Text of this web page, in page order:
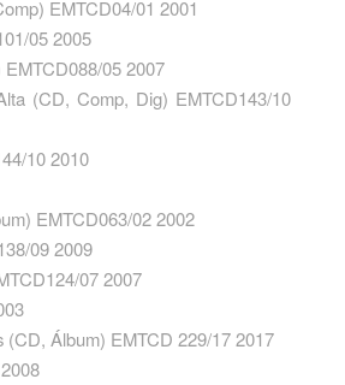
EMTCD04/01 2001
05 2005
05 2007
‎(CD, Comp, Dig) EMTCD143/10
10 2010
EMTCD063/02 2002
09 2009
07 2007
‎(CD, Álbum) EMTCD 229/17 2017